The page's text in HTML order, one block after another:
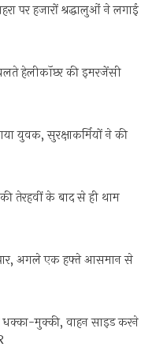
पर हजारों श्रद्धालुओं ने लगाई
हेलीकॉप्टर की इमरजेंसी
युवक, सुरक्षाकर्मियों ने की
की तेरहवीं के बाद से ही थाम
पार, अगले एक हफ्ते आसमान से
मुक्की, वाहन साइड करने